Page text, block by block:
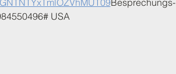
Besprechungs-
USA